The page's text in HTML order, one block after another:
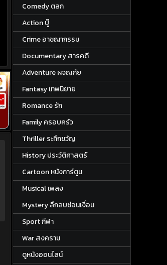
Comedy ตลก
Action บู๊
Crime อาชญากรรม
Documentary สารคดี
Adventure ผจญภัย
Fantasy เทพนิยาย
Romance รัก
Family ครอบครัว
Thriller ระทึกขวัญ
History ประวัติศาสตร์
Cartoon หนังการ์ตูน
Musical เพลง
Mystery ลึกลบซ่อนเงื่อน
Sport กีฬา
War สงคราม
ดูหนังออนไลน์